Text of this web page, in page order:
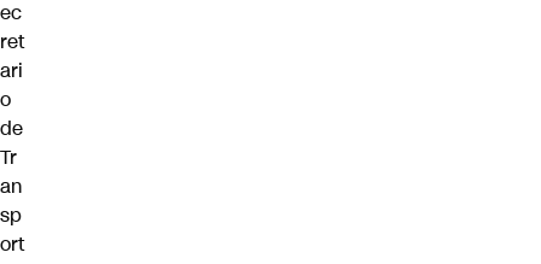
ec
ret
ari
o
de
Tr
an
sp
ort